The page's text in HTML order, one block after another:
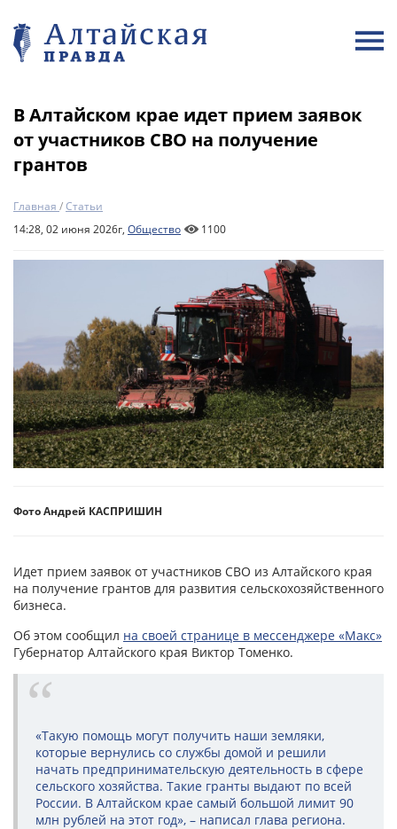
В Алтайском крае идет прием заявок
от участников СВО на получение
грантов
Главная /Статьи
14:28, 02 июня 2026г, Общество 1100
Фото Андрей КАСПРИШИН
Идет прием заявок от участников СВО из Алтайского края
на получение грантов для развития сельскохозяйственного
бизнеса.
Об этом сообщил на своей странице в мессенджере «Макс»
Губернатор Алтайского края Виктор Томенко.
«Такую помощь могут получить наши земляки,
которые вернулись со службы домой и решили
начать предпринимательскую деятельность в сфере
сельского хозяйства. Такие гранты выдают по всей
России. В Алтайском крае самый большой лимит 90
млн рублей на этот год», – написал глава региона.